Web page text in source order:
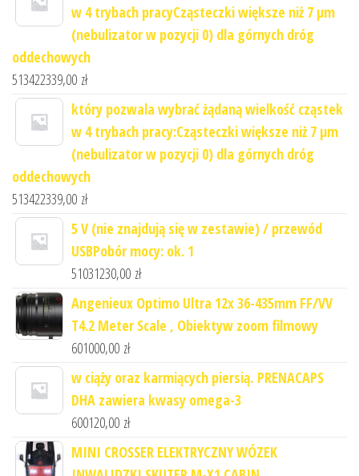
w 4 trybach pracyCząsteczki większe niż 7 μm
(nebulizator w pozycji 0) dla górnych dróg
oddechowych
513422339,00 zł
który pozwala wybrać żądaną wielkość cząstek
w 4 trybach pracy:Cząsteczki większe niż 7 μm
(nebulizator w pozycji 0) dla górnych dróg
oddechowych
513422339,00 zł
5 V (nie znajdują się w zestawie) / przewód
USBPobór mocy: ok. 1
51031230,00 zł
Angenieux Optimo Ultra 12x 36-435mm FF/VV
T4.2 Meter Scale , Obiektyw zoom filmowy
601000,00 zł
w ciąży oraz karmiących piersią. PRENACAPS
DHA zawiera kwasy omega-3
600120,00 zł
MINI CROSSER ELEKTRYCZNY WÓZEK